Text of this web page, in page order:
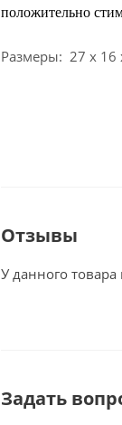
положительно
Размеры: 27 х 16
Отзывы
У данного
Задать